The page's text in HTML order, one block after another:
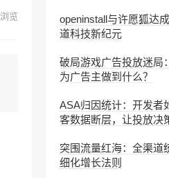
览
openinstall与许愿狐达
道科技新纪元
破局游戏广告投放迷局
为广告主做到什么？
ASA归因统计：开发者
客数据断层，让投放决
突围流量红海：全渠道
细化增长法则